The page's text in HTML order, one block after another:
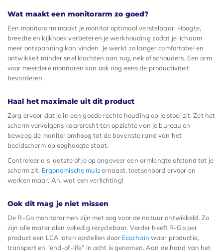
Wat maakt een monitorarm zo goed?
Een monitorarm maakt je monitor optimaal verstelbaar. Hoogte,
breedte en kijkhoek verbeteren je werkhouding zodat je lichaam
meer ontspanning kan vinden. Je werkt zo langer comfortabel en
ontwikkelt minder snel klachten aan rug, nek of schouders. Een arm
voor meerdere monitoren kan ook nog eens de productiviteit
bevorderen.
Haal het maximale uit dit product
Zorg ervoor dat je in een goede rechte houding op je stoel zit. Zet het
scherm vervolgens kaarsrecht ten opzichte van je bureau en
beweeg de monitor omhoog tot de bovenste rand van het
beeldscherm op ooghoogte staat.
Controleer als laatste of je op ongeveer een armlengte afstand tot je
scherm zit. Ergonomische muisernaast, toetsenbord ervoor en
werken maar. Ah, wat een verlichting!
Ook dit mag je niet missen
De R-Go monitorarmen zijn met oog voor de natuur ontwikkeld. Zo
zijn alle materialen volledig recyclebaar. Verder heeft R-Go per
product een LCA laten opstellen door Ecochain waar productie,
transport en “end-of-life” in acht is genomen. Aan de hand van het